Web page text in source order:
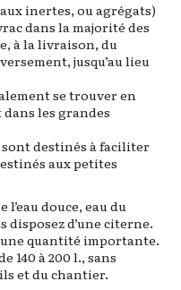
inertes, ou agrégats)
dans la majorité des
à la livraison, du
jusqu’au lieu
se trouver en
dans les grandes
destinés à faciliter
aux petites
l’eau douce, eau du
disposez d’une citerne.
quantité importante.
140 à 200 l., sans
et du chantier.